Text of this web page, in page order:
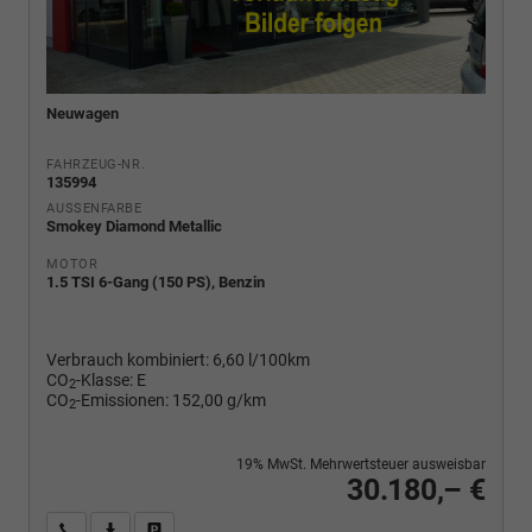
Neuwagen
FAHRZEUG-NR.
135994
AUSSENFARBE
Smokey Diamond Metallic
MOTOR
1.5 TSI 6-Gang (150 PS), Benzin
Verbrauch kombiniert: 6,60 l/100km
CO2-Klasse: E
CO2-Emissionen: 152,00 g/km
30.180,– €
19% MwSt. Mehrwertsteuer ausweisbar